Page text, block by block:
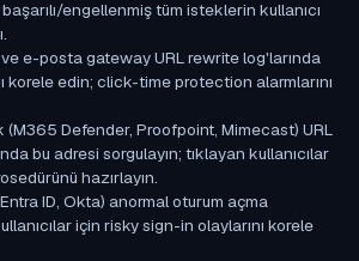
engellenmiş tüm isteklerin kullanıcı
ve e-posta gateway URL rewrite log'larında
korele edin; click-time protection alarmlarını
Defender, Proofpoint, Mimecast) URL
bu adresi sorgulayın; tıklayan kullanıcılar
hazırlayın.
ID, Okta) anormal oturum açma
için risky sign-in olaylarını korele